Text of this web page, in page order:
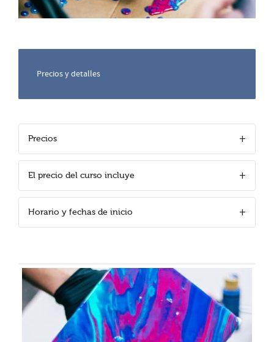
Precios y detalles
Precios
El precio del curso incluye
Horario y fechas de inicio